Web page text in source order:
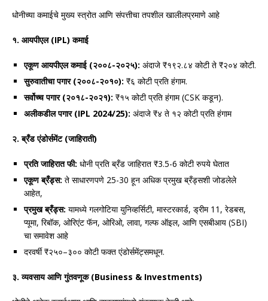
धोनीच्या कमाईचे मुख्य स्त्रोत आणि संपत्तीचा तपशील खालीलप्रमाणे आहे
१. आयपीएल (IPL) कमाई
एकूण आयपीएल कमाई (२००८-२०२५): अंदाजे ₹१९२.८४ कोटी ते ₹२०४ कोटी.
सुरुवातीचा पगार (२००८-२०१०): ₹६ कोटी प्रति हंगाम.
सर्वोच्च पगार (२०१८-२०२१): ₹१५ कोटी प्रति हंगाम (CSK कडून).
अलीकडील पगार (IPL 2024/25): अंदाजे ₹४ ते १२ कोटी प्रति हंगाम
२. ब्रँड एंडोर्समेंट (जाहिराती)
प्रति जाहिरात फी: धोनी प्रति ब्रँड जाहिरात ₹3.5-6 कोटी रुपये घेतात
एकूण ब्रँड्स: ते साधारणपणे 25-30 हून अधिक प्रमुख ब्रँड्सशी जोडलेले
आहेत,
प्रमुख ब्रँड्स: यामध्ये गलगोटिया युनिव्हर्सिटी, मास्टरकार्ड, ड्रीम 11 , रेडबस,
प्यूमा, रिबॉक, ओरिएंट फॅन, ओरिओ, लावा, गल्फ ऑइल, आणि एसबीआय (SBI)
चा समावेश आहे
दरवर्षी ₹२५०–३०० कोटी फक्त एंडोर्समेंट्समधून.
३. व्यवसाय आणि गुंतवणूक (Business & Investments)